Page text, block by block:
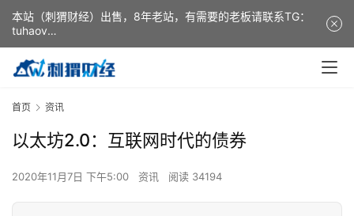
首页 资讯
以太坊2.0：互联网时代的债券
2020年11月7日 下午5:00 资讯 阅读 34194
本站（刺猬财经）出售，8年老站，有需要的老板请联系TG：
tuhaov
This website (ciweicaijing) is for sale. It is a 8-year-old
website. If you need it, please contact TG: tuhaov